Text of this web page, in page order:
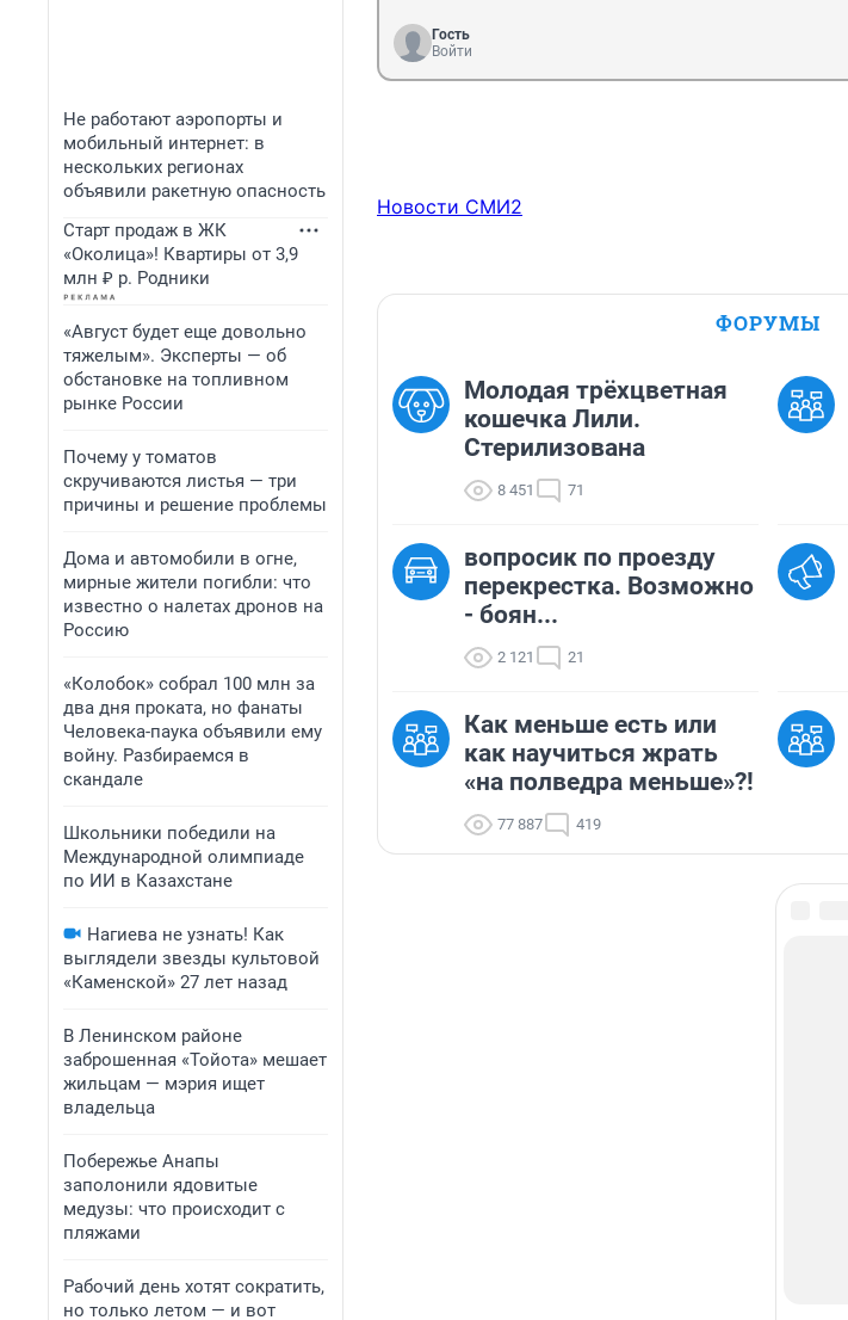
Не работают аэропорты и
мобильный интернет: в
нескольких регионах
объявили ракетную опасность
Старт продаж в ЖК
«Околица»! Квартиры от 3,9
млн ₽ р. Родники
«Август будет еще довольно
тяжелым». Эксперты — об
обстановке на топливном
рынке России
Почему у томатов
скручиваются листья — три
причины и решение проблемы
Дома и автомобили в огне,
мирные жители погибли: что
известно о налетах дронов на
Россию
«Колобок» собрал 100 млн за
два дня проката, но фанаты
Человека-паука объявили ему
войну. Разбираемся в
скандале
Школьники победили на
Международной олимпиаде
по ИИ в Казахстане
Нагиева не узнать! Как
выглядели звезды культовой
«Каменской» 27 лет назад
В Ленинском районе
заброшенная «Тойота» мешает
жильцам — мэрия ищет
владельца
Побережье Анапы
заполонили ядовитые
медузы: что происходит с
пляжами
Рабочий день хотят сократить,
но только летом — и вот
Гость
Войти
Новости СМИ2
ФОРУМЫ
Молодая трёхцветная
кошечка Лили.
Стерилизована
8 451 71
вопросик по проезду
перекрестка. Возможно
- боян...
2 121 21
Как меньше есть или
как научиться жрать
«на полведра меньше»?!
77 887 419